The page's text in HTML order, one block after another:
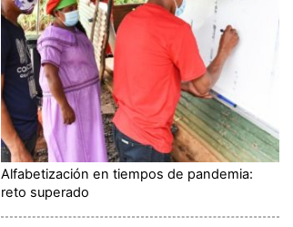
Alfabetización en tiempos de pandemia:
reto superado